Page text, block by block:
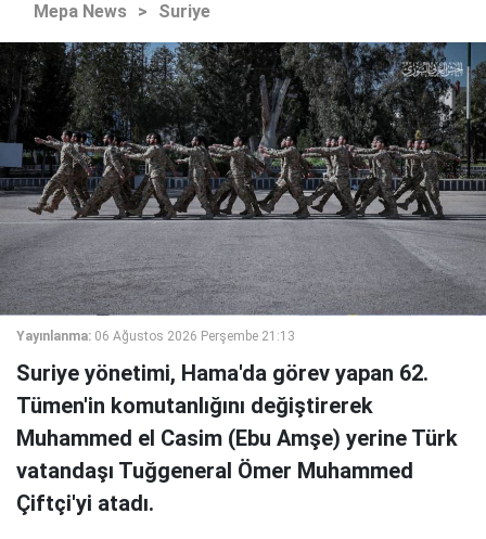
Mepa News > Suriye
Yayınlanma: 06 Ağustos 2026 Perşembe 21:13
Suriye yönetimi, Hama'da görev yapan 62.
Tümen'in komutanlığını değiştirerek
Muhammed el Casim (Ebu Amşe) yerine Türk
vatandaşı Tuğgeneral Ömer Muhammed
Çiftçi'yi atadı.